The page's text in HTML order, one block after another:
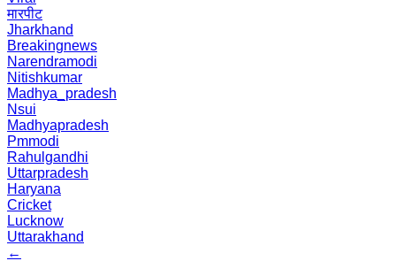
मारपीट
Jharkhand
Breakingnews
Narendramodi
Nitishkumar
Madhya_pradesh
Nsui
Madhyapradesh
Pmmodi
Rahulgandhi
Uttarpradesh
Haryana
Cricket
Lucknow
Uttarakhand
←